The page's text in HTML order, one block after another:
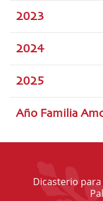
2023
2024
2025
Año Familia
Dicasterio para